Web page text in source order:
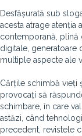
Desfășurată sub
acesta atrage atenția
contemporană,
digitale, generatoare
multiple aspecte ale
Cărțile schimbă vieți
provocați să
schimbare, în care
astăzi, când
precedent, revistele